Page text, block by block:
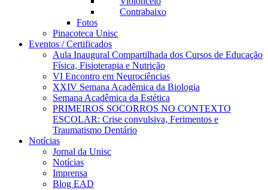
Contrabaixo
Fotos
Pinacoteca Unisc
Eventos / Certificados
Aula Inaugural Compartilhada dos Cursos de Educação
Física, Fisioterapia e Nutrição
VI Encontro em Neurociências
XXIV Semana Acadêmica da Biologia
Semana Acadêmica da Estética
PRIMEIROS SOCORROS NO CONTEXTO
ESCOLAR: Crise convulsiva, Ferimentos e
Traumatismo Dentário
Notícias
Jornal da Unisc
Notícias
Imprensa
Blog EAD